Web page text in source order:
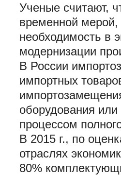
Ученые считают,
временной мерой,
необходимость в
модернизации
В России
импортных
оборудования или
процессом
В 2015 г., по
отраслях
80%